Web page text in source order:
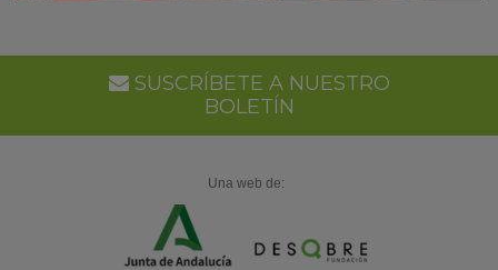
SUSCRÍBETE A NUESTRO
BOLETÍN
Una web de: